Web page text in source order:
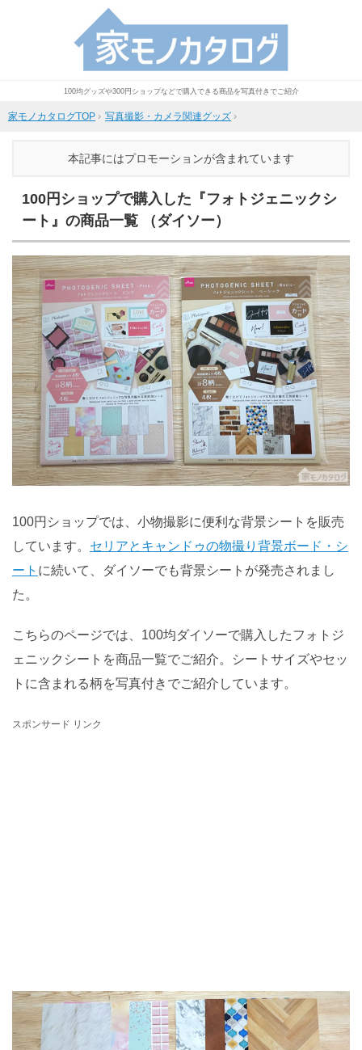
100均グッズや300円ショップなどで購入できる商品を写真付きでご紹介
家モノカタログTOP › 写真撮影・カメラ関連グッズ ›
本記事にはプロモーションが含まれています
100円ショップで購入した『フォトジェニックシ
ート』の商品一覧 （ダイソー）
100円ショップでは、小物撮影に便利な背景シートを販売
しています。 セリアとキャンドゥの物撮り背景ボード・シ
ート に続いて、ダイソーでも背景シートが発売されまし
た。
こちらのページでは、100均ダイソーで購入したフォトジ
ェニックシートを商品一覧でご紹介。シートサイズやセッ
トに含まれる柄を写真付きでご紹介しています。
スポンサード リンク